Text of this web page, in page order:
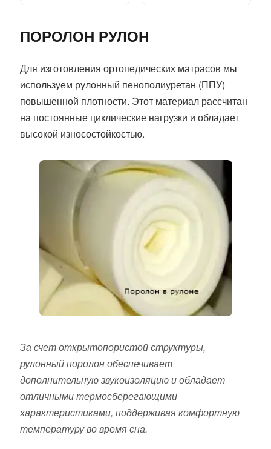
ПОРОЛОН РУЛОН
Для изготовления ортопедических матрасов мы
используем рулонный пенополиуретан (ППУ)
повышенной плотности. Этот материал рассчитан
на постоянные циклические нагрузки и обладает
высокой износостойкостью.
За счет открытопористой структуры,
рулонный поролон обеспечивает
дополнительную звукоизоляцию и обладает
отличными термосберегающими
характеристиками, поддерживая комфортную
температуру во время сна.